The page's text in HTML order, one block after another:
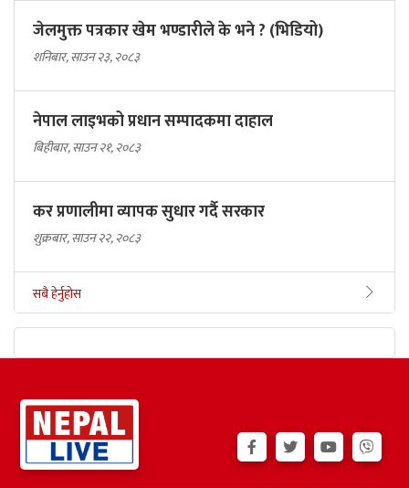
जेलमुक्त पत्रकार खेम भण्डारीले के भने ? (भिडियो)
शनिबार, साउन २३, २०८३
नेपाल लाइभको प्रधान सम्पादकमा दाहाल
बिहीबार, साउन २१, २०८३
कर प्रणालीमा व्यापक सुधार गर्दै सरकार
शुक्रबार, साउन २२, २०८३
सबै हेर्नुहोस